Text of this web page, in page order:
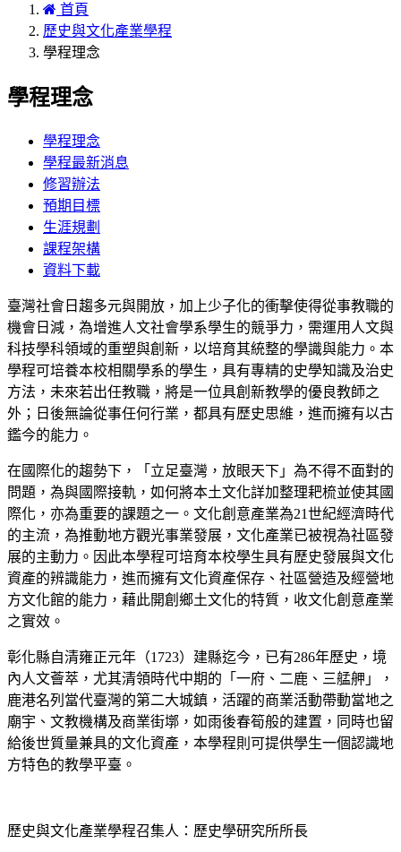
首頁
歷史與文化產業學程
學程理念
學程理念
學程理念
學程最新消息
修習辦法
預期目標
生涯規劃
課程架構
資料下載
臺灣社會日趨多元與開放，加上少子化的衝擊使得從事教職的
機會日減，為增進人文社會學系學生的競爭力，需運用人文與
科技學科領域的重塑與創新，以培育其統整的學識與能力。本
學程可培養本校相關學系的學生，具有專精的史學知識及治史
方法，未來若出任教職，將是一位具創新教學的優良教師之
外；日後無論從事任何行業，都具有歷史思維，進而擁有以古
鑑今的能力。
在國際化的趨勢下，「立足臺灣，放眼天下」為不得不面對的
問題，為與國際接軌，如何將本土文化詳加整理耙梳並使其國
際化，亦為重要的課題之一。文化創意產業為21世紀經濟時代
的主流，為推動地方觀光事業發展，文化產業已被視為社區發
展的主動力。因此本學程可培育本校學生具有歷史發展與文化
資產的辨識能力，進而擁有文化資產保存、社區營造及經營地
方文化館的能力，藉此開創鄉土文化的特質，收文化創意產業
之實效。
彰化縣自清雍正元年（1723）建縣迄今，已有286年歷史，境
內人文薈萃，尤其清領時代中期的「一府、二鹿、三艋舺」，
鹿港名列當代臺灣的第二大城鎮，活躍的商業活動帶動當地之
廟宇、文教機構及商業街墎，如雨後春筍般的建置，同時也留
給後世質量兼具的文化資產，本學程則可提供學生一個認識地
方特色的教學平臺。
歷史與文化產業學程召集人：歷史學研究所所長